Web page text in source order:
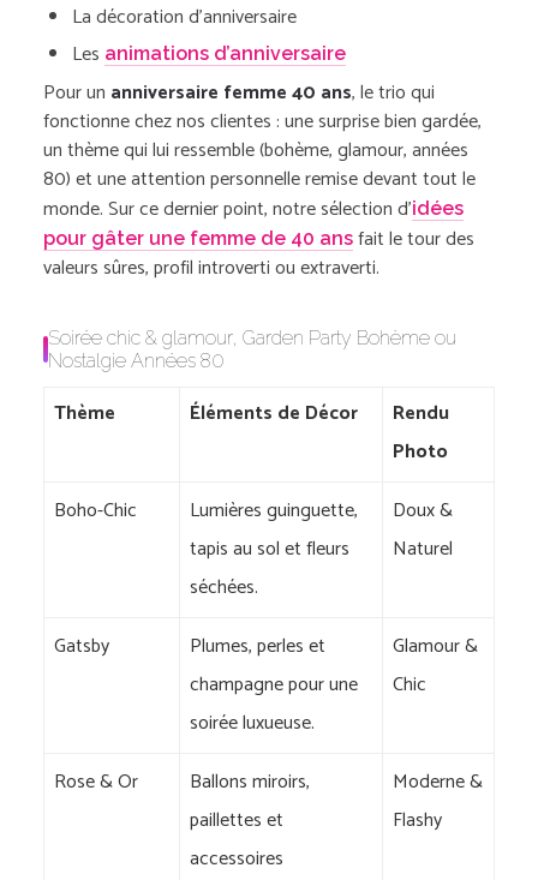
La décoration d’anniversaire
Les animations d’anniversaire
Pour un anniversaire femme 40 ans, le trio qui
fonctionne chez nos clientes : une surprise bien gardée,
un thème qui lui ressemble (bohème, glamour, années
80) et une attention personnelle remise devant tout le
monde. Sur ce dernier point, notre sélection d’idées
pour gâter une femme de 40 ans fait le tour des
valeurs sûres, profil introverti ou extraverti.
Soirée chic & glamour, Garden Party Bohème ou
Nostalgie Années 80
Thème Éléments de Décor
Rendu
Photo
Boho-Chic
Lumières guinguette,
tapis au sol et fleurs
séchées.
Doux &
Naturel
Gatsby
Plumes, perles et
champagne pour une
soirée luxueuse.
Glamour &
Chic
Rose & Or
Ballons miroirs,
paillettes et
accessoires
Moderne &
Flashy